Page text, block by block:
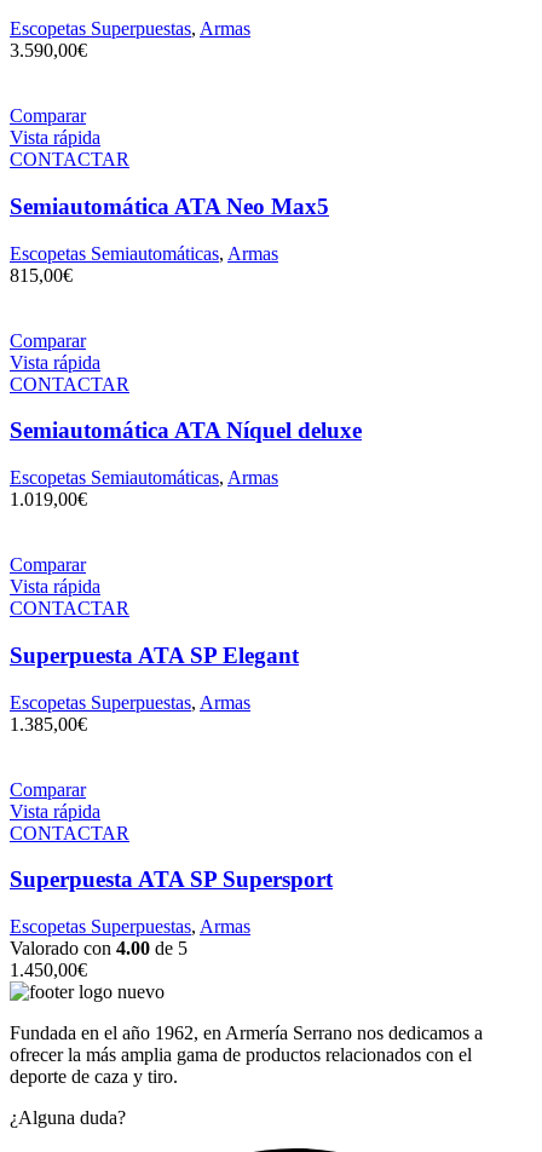
Escopetas Superpuestas, Armas
3.590,00€
Comparar
Vista rápida
CONTACTAR
Semiautomática ATA Neo Max5
Escopetas Semiautomáticas, Armas
815,00€
Comparar
Vista rápida
CONTACTAR
Semiautomática ATA Níquel deluxe
Escopetas Semiautomáticas, Armas
1.019,00€
Comparar
Vista rápida
CONTACTAR
Superpuesta ATA SP Elegant
Escopetas Superpuestas, Armas
1.385,00€
Comparar
Vista rápida
CONTACTAR
Superpuesta ATA SP Supersport
Escopetas Superpuestas, Armas
Valorado con 4.00 de 5
1.450,00€
Fundada en el año 1962, en Armería Serrano nos dedicamos a
ofrecer la más amplia gama de productos relacionados con el
deporte de caza y tiro.
¿Alguna duda?